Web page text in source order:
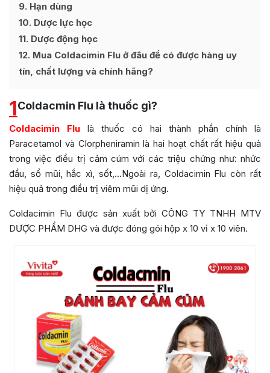
9 Hạn dùng
10 Dược lực học
11 Dược động học
12 Mua Coldacimin Flu ở đâu để có được hàng uy
tín, chất lượng và chính hãng?
1Coldacmin Flu là thuốc gì?
Coldacimin Flu là thuốc có hai thành phần chính là
Paracetamol và Clorpheniramin là hai hoạt chất rất hiệu quả
trong việc điều trị cảm cúm với các triệu chứng như: nhức
đầu, sổ mũi, hắc xì, sốt,…Ngoài ra, Coldacimin Flu còn rất
hiệu quả trong điều trị viêm mũi dị ứng.
Coldacimin Flu được sản xuất bởi CÔNG TY TNHH MTV
DƯỢC PHẨM DHG và được đóng gói hộp x 10 vỉ x 10 viên.